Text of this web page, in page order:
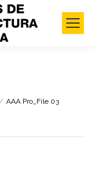
AAA Pro_File 03